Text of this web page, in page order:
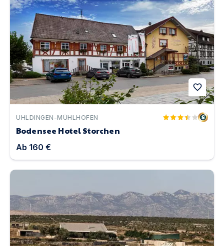
favorite
UHLDINGEN-MÜHLHOFEN
Bodensee Hotel Storchen
Ab 160 €
Ferienhaus Irena auf der Insel Pag | Unterkunft in